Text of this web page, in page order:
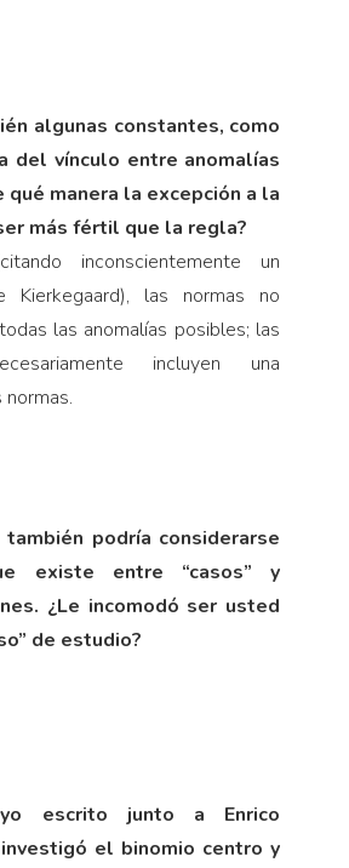
algunas constantes, como
del vínculo entre anomalías
qué manera la excepción a la
más fértil que la regla?
inconscientemente un
Kierkegaard), las normas no
las anomalías posibles; las
incluyen una
normas.
podría considerarse
existe entre “casos” y
¿Le incomodó ser usted
de estudio?
escrito junto a Enrico
el binomio centro y